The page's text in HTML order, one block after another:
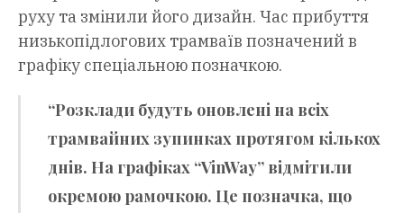
руху та змінили його дизайн. Час прибуття
низькопідлогових трамваїв позначений в
графіку спеціальною позначкою.
“Розклади будуть оновлені на всіх
трамвайних зупинках протягом кількох
днів. На графіках “VinWay” відмітили
окремою рамочкою. Це позначка, що